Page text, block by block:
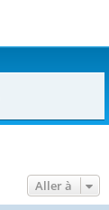
r
Aller à